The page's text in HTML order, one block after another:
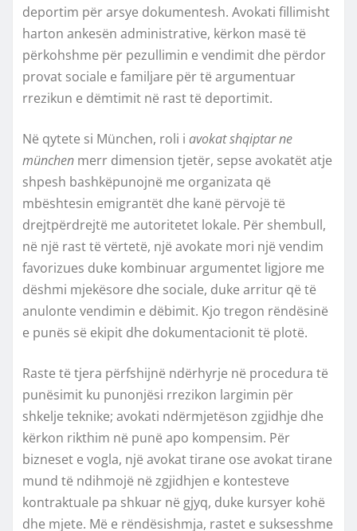
deportim për arsye dokumentesh. Avokati fillimisht
harton ankesën administrative, kërkon masë të
përkohshme për pezullimin e vendimit dhe përdor
provat sociale e familjare për të argumentuar
rrezikun e dëmtimit në rast të deportimit.
Në qytete si München, roli i avokat shqiptar ne
münchen merr dimension tjetër, sepse avokatët atje
shpesh bashkëpunojnë me organizata që
mbështesin emigrantët dhe kanë përvojë të
drejtpërdrejtë me autoritetet lokale. Për shembull,
në një rast të vërtetë, një avokate mori një vendim
favorizues duke kombinuar argumentet ligjore me
dëshmi mjekësore dhe sociale, duke arritur që të
anulonte vendimin e dëbimit. Kjo tregon rëndësinë
e punës së ekipit dhe dokumentacionit të plotë.
Raste të tjera përfshijnë ndërhyrje në procedura të
punësimit ku punonjësi rrezikon largimin për
shkelje teknike; avokati ndërmjetëson zgjidhje dhe
kërkon rikthim në punë apo kompensim. Për
bizneset e vogla, një avokat tirane ose avokat tirane
mund të ndihmojë në zgjidhjen e kontesteve
kontraktuale pa shkuar në gjyq, duke kursyer kohë
dhe mjete. Më e rëndësishmja, rastet e suksesshme